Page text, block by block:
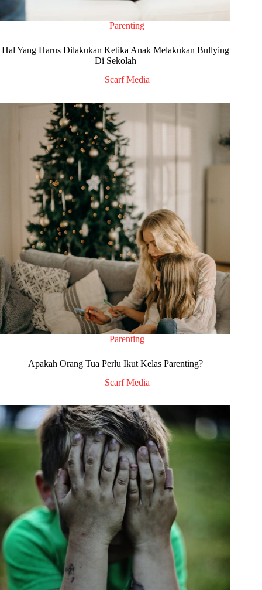
Parenting
Hal Yang Harus Dilakukan Ketika Anak Melakukan Bullying
Di Sekolah
Scarf Media
Parenting
Apakah Orang Tua Perlu Ikut Kelas Parenting?
Scarf Media